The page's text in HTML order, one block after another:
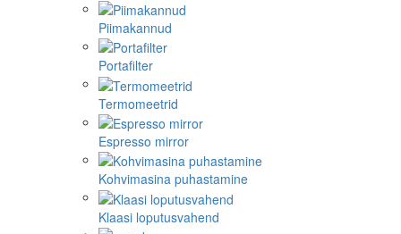
Piimakannud
Portafilter
Termomeetrid
Espresso mirror
Kohvimasina puhastamine
Klaasi loputusvahend